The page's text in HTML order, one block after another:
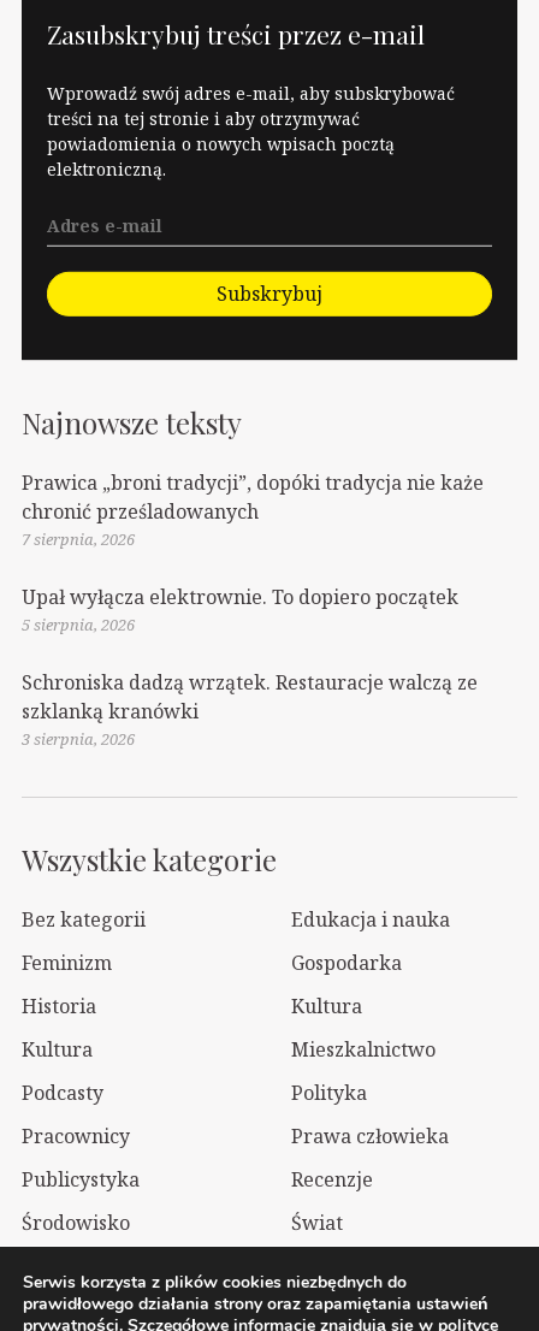
pseudowolnościowiec i
“duchowy przywódca
Tea Party”, starał się o
nominację
Republikanów w
wyborach
polskim internecie
ujawniło się…
Zasubskrybuj treści przez e-mail
Wprowadź swój adres e-mail, aby subskrybować
treści na tej stronie i aby otrzymywać
powiadomienia o nowych wpisach pocztą
elektroniczną.
Subskrybuj
Najnowsze teksty
Prawica „broni tradycji”, dopóki tradycja nie każe
chronić prześladowanych
7 sierpnia, 2026
Upał wyłącza elektrownie. To dopiero początek
5 sierpnia, 2026
Schroniska dadzą wrzątek. Restauracje walczą ze
szklanką kranówki
3 sierpnia, 2026
Wszystkie kategorie
Bez kategorii
Edukacja i nauka
Feminizm
Gospodarka
Historia
Kultura
Kultura
Mieszkalnictwo
Podcasty
Polityka
Pracownicy
Prawa człowieka
Publicystyka
Recenzje
Środowisko
Świat
Serwis korzysta z plików cookies niezbędnych do
prawidłowego działania strony oraz zapamiętania ustawień
prywatności. Szczegółowe informacje znajdują się w polityce